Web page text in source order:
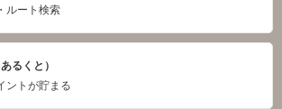
ルート検索
るくと）
ントが貯まる